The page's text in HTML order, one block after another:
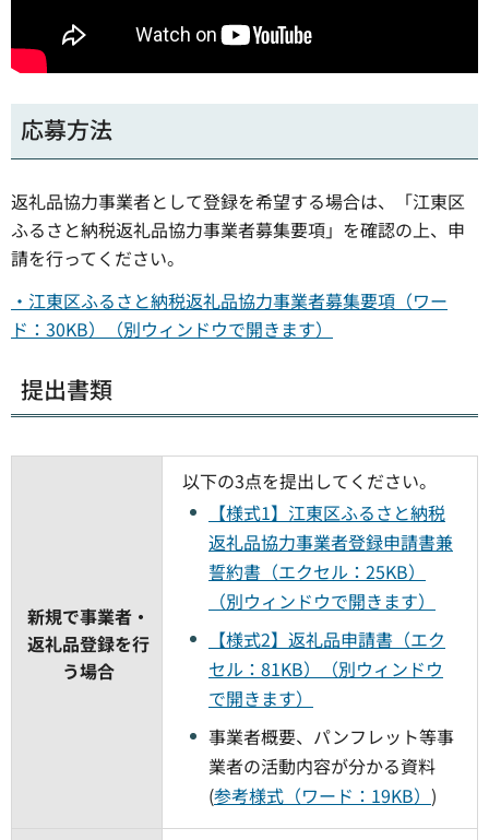
応募方法
返礼品協力事業者として登録を希望する場合は、「江東区
ふるさと納税返礼品協力事業者募集要項」を確認の上、申
請を行ってください。
・江東区ふるさと納税返礼品協力事業者募集要項（ワー
ド：30KB）（別ウィンドウで開きます）
提出書類
新規で事業者・
返礼品登録を行
う場合
以下の3点を提出してください。
【様式1】江東区ふるさと納税
返礼品協力事業者登録申請書兼
誓約書（エクセル：25KB）
（別ウィンドウで開きます）
【様式2】返礼品申請書（エク
セル：81KB）（別ウィンドウ
で開きます）
事業者概要、パンフレット等事
業者の活動内容が分かる資料
(参考様式（ワード：19KB） )